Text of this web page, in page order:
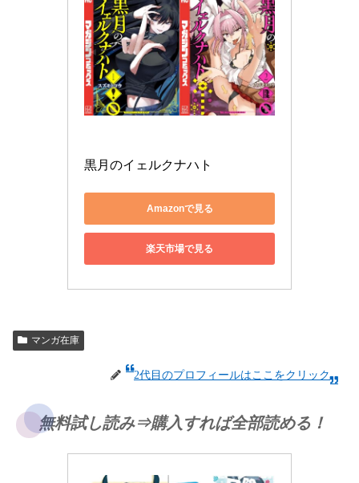
黒月のイェルクナハト
Amazonで見る
楽天市場で見る
マンガ在庫
2代目のプロフィールはここをクリック
無料試し読み⇒購入すれば全部読める！